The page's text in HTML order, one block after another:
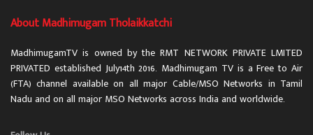
About Madhimugam Tholaikkatchi
MadhimugamTV is owned by the RMT NETWORK PRIVATE LMITED
PRIVATED established July14th 2016. Madhimugam TV is a Free to Air
(FTA) channel available on all major Cable/MSO Networks in Tamil
Nadu and on all major MSO Networks across India and worldwide.